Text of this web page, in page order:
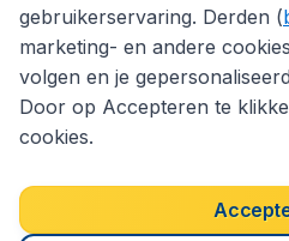
Copyright
gebruikerservaring. Derden (
marketing- en andere
volgen en je
Door op Accepteren te
cookies.